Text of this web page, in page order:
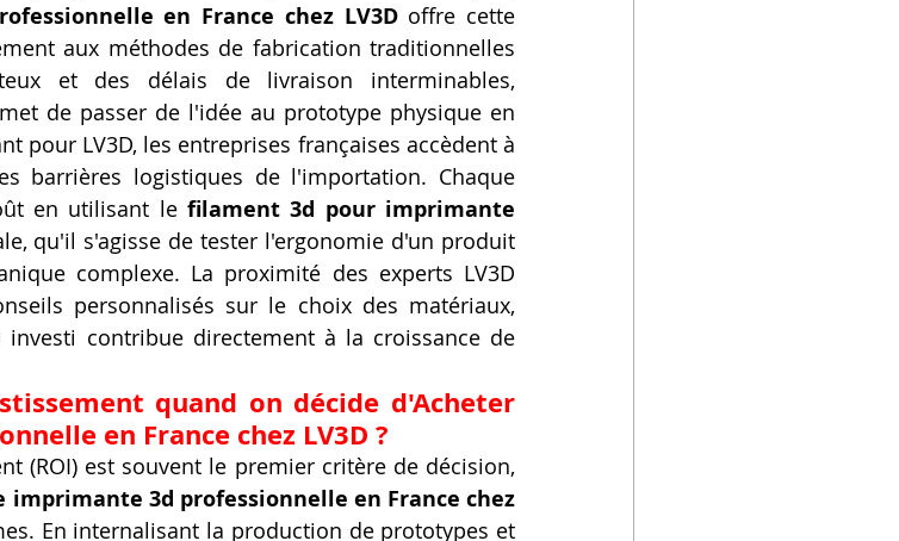
en France chez LV3D offre cette
aux méthodes de fabrication traditionnelles
et des délais de livraison interminables,
de passer de l'idée au prototype physique en
pour LV3D, les entreprises françaises accèdent à
barrières logistiques de l'importation. Chaque
en utilisant le filament 3d pour imprimante
qu'il s'agisse de tester l'ergonomie d'un produit
complexe. La proximité des experts LV3D
personnalisés sur le choix des matériaux,
contribue directement à la croissance de
quand on décide d'Acheter
en France chez LV3D ?
(ROI) est souvent le premier critère de décision,
imprimante 3d professionnelle en France chez
En internalisant la production de prototypes et